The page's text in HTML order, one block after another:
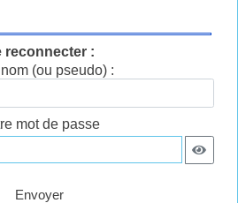
reconnecter :
(ou pseudo) :
mot de passe
Envoyer